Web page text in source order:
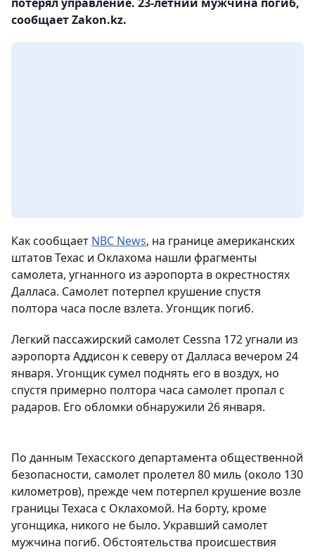
сообщает Zakon.kz.
Как сообщает NBC News, на границе американских
штатов Техас и Оклахома нашли фрагменты
самолета, угнанного из аэропорта в окрестностях
Далласа. Самолет потерпел крушение спустя
полтора часа после взлета. Угонщик погиб.
Легкий пассажирский самолет Cessna 172 угнали из
аэропорта Аддисон к северу от Далласа вечером 24
января. Угонщик сумел поднять его в воздух, но
спустя примерно полтора часа самолет пропал с
радаров. Его обломки обнаружили 26 января.
По данным Техасского департамента общественной
безопасности, самолет пролетел 80 миль (около 130
километров), прежде чем потерпел крушение возле
границы Техаса с Оклахомой. На борту, кроме
угонщика, никого не было. Укравший самолет
мужчина погиб. Обстоятельства происшествия